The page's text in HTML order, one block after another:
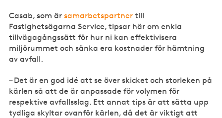
Casab, som ärsamarbetspartner till
Fastighetsägarna Service, tipsar här om enkla
tillvägagångssätt för hur ni kan effektivisera
miljörummet och sänka era kostnader för hämtning
av avfall.
– Det är en god idé att se över skicket och storleken på
kärlen så att de är anpassade för volymen för
respektive avfallsslag. Ett annat tips är att sätta upp
tydliga skyltar ovanför kärlen, då det är viktigt att